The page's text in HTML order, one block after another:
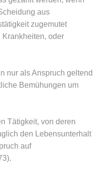
aus
zugemutet
oder
nur als Anspruch geltend
Bemühungen um
Tätigkeit, von deren
den Lebensunterhalt
auf